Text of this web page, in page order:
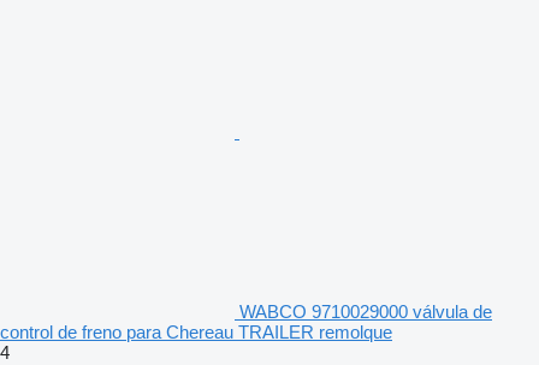
WABCO 9710029000 válvula de
control de freno para Chereau TRAILER remolque
4